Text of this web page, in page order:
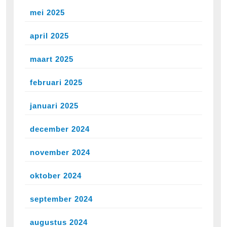
mei 2025
april 2025
maart 2025
februari 2025
januari 2025
december 2024
november 2024
oktober 2024
september 2024
augustus 2024